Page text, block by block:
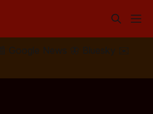
Google News 🦋 Bluesky
✉️